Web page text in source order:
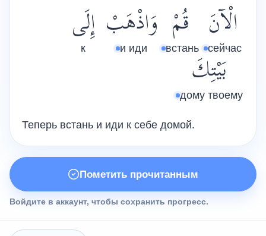
الْآنَ
сейчас
قُمْ
встань
وَاذْهَبْ
и иди
إِلَى
к
بَيْتِكَ
дому твоему
Теперь встань и иди к себе домой.
Пометить прочитанным
Войдите в аккаунт, чтобы сохранить прогресс.